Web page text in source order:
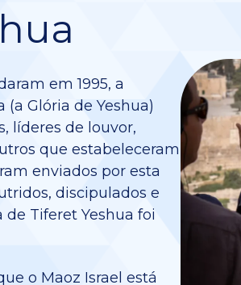
em 1995, a
(a Glória de Yeshua)
líderes de louvor,
que estabeleceram
enviados por esta
discipulados e
de Tiferet Yeshua foi
o Maoz Israel está